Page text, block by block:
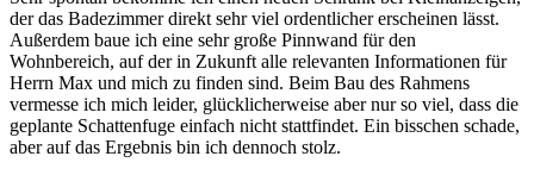
der das Badezimmer direkt sehr viel ordentlicher erscheinen lässt.
Außerdem baue ich eine sehr große Pinnwand für den
Wohnbereich, auf der in Zukunft alle relevanten Informationen für
Herrn Max und mich zu finden sind. Beim Bau des Rahmens
vermesse ich mich leider, glücklicherweise aber nur so viel, dass die
geplante Schattenfuge einfach nicht stattfindet. Ein bisschen schade,
aber auf das Ergebnis bin ich dennoch stolz.